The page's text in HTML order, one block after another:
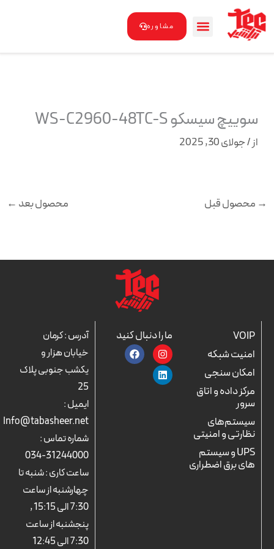
محتوا
مشاوره
سوییچ سیسکو WS-C2960-48TC-S
از/جولای 30, 2025
→ محصول قبل محصول بعد ←
VOIP
امنیت شبکه
امکان سنجی
مرکز داده و اتاق
سرور
سیستم‌های
نظارتی و امنیتی
UPS و سیستم
های برق اضطراری
ما را دنبال کنید
I
n
s
t
a
F
a
c
L
i
n
k
e
آدرس : کرمان
خیابان هزار و
یکشب جنوبی پلاک
25
ایمیل :
Info@tabasheer.net
شماره تماس :
31244000-034
ساعت کاری : شنبه تا
چهارشنبه از ساعت
7:30 الی 15:15 ,
پنجشنبه از ساعت
7:30 الی 12:45